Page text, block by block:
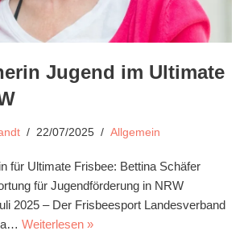
Jugend im Ultimate
22/07/2025 Allgemein
für Ultimate Frisbee: Bettina Schäfer
für Jugendförderung in NRW
2025 – Der Frisbeesport Landesverband
Weiterlesen »